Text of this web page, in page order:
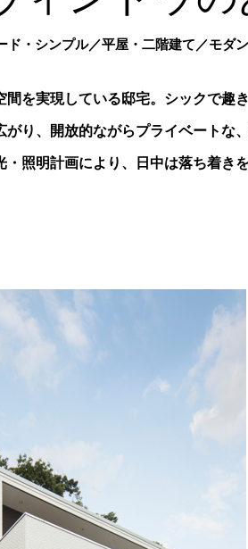
ド・シンプル／平屋・二階建て／モダン
を実現している邸宅。シックで趣
り、開放的ながらプライベートな
照明計画により、日中は落ち着き